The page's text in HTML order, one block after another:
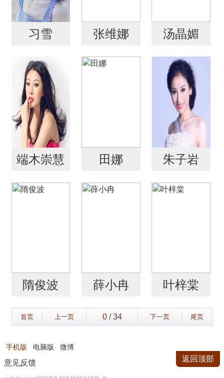
习雪 张维娜 汤晶媚
端木崇慧 田娜 朱子岩
隋俊波 薛小冉 叶梓棠
首页 上一页 下一页 尾页
手机版 电脑版 微博
意见反馈 返回顶部